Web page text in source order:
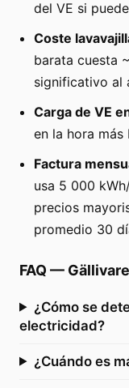
del VE si
Coste
barata cuesta
significativo al
Carga de VE
en la hora
Factura
usa 5 000
precios
promedio 30
FAQ — Gällivare
¿Cómo se
electricidad?
¿Cuándo es